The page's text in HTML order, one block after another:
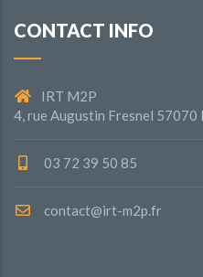
CONTACT INFO
IRT M2P
4, rue Augustin Fresnel 57070
03 72 39 50 85
contact@irt-m2p.fr